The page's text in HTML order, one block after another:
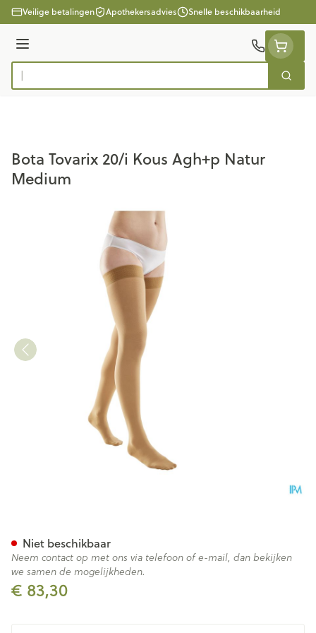
Ga naar de inhoud
Veilige betalingen Apothekersadvies Snelle beschikbaarheid
Menu
Product, merk, categorie...
Zoek
Bota Tovarix 20/i Kous Agh+p Natur
Medium
€ 83,30
Niet beschikbaar
Neem contact op met ons via telefoon of e-mail, dan bekijken
we samen de mogelijkheden.